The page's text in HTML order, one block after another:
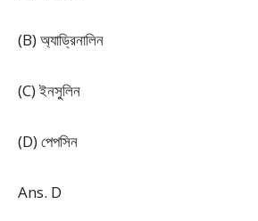
(B) অ্যাড্রিনালিন
(C) ইনসুলিন
(D) পেপসিন
Ans. D